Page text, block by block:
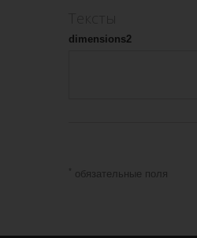
dimensions2
обязательные поля